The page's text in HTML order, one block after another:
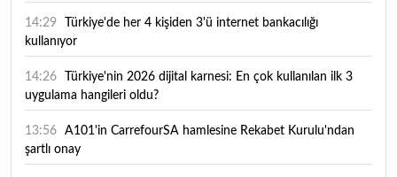
14:29
kullanıyor
14:26
uygulama hangileri oldu?
13:56
şartlı onay